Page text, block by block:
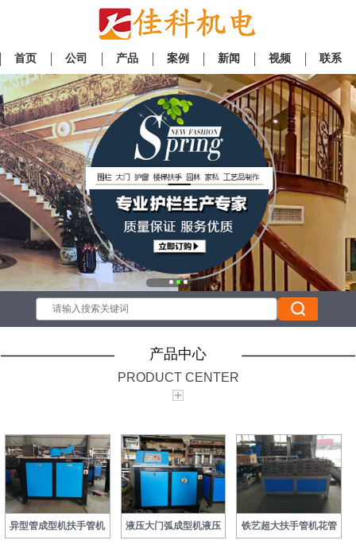
首页 公司 产品 案例 新闻 视频 联系
产品中心
PRODUCT CENTER
异型管成型机扶手管机 液压大门弧成型机液压 铁艺超大扶手管机花管